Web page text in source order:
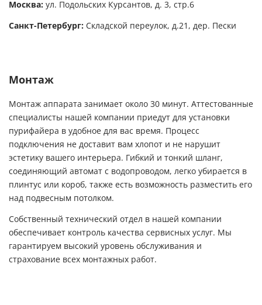
Москва: ул. Подольских Курсантов, д. 3, стр.6
Санкт-Петербург: Складской переулок, д.21, дер. Пески
Монтаж
Монтаж аппарата занимает около 30 минут. Аттестованные
специалисты нашей компании приедут для установки
пурифайера в удобное для вас время. Процесс
подключения не доставит вам хлопот и не нарушит
эстетику вашего интерьера. Гибкий и тонкий шланг,
соединяющий автомат с водопроводом, легко убирается в
плинтус или короб, также есть возможность разместить его
над подвесным потолком.
Собственный технический отдел в нашей компании
обеспечивает контроль качества сервисных услуг. Мы
гарантируем высокий уровень обслуживания и
страхование всех монтажных работ.